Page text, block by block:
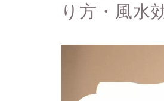
り方・風水